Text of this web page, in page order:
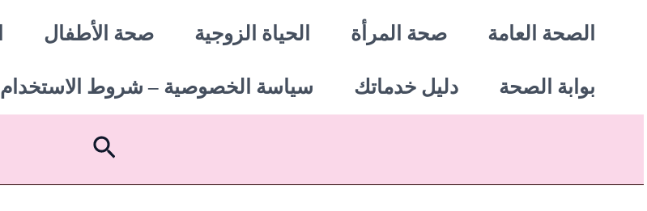
تخطيالصحة العامة صحة المرأة الحياة الزوجية صحة الأطفال
بوابة الصحة دليل خدماتك سياسة الخصوصية – شروط الاستخدام
البحث